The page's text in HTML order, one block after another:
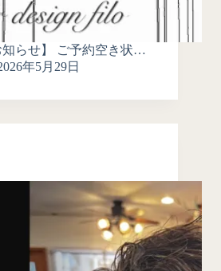
知らせ】 ご予約空き状…
年5月29日